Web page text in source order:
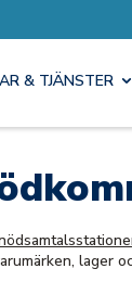
& TJÄNSTER
lager